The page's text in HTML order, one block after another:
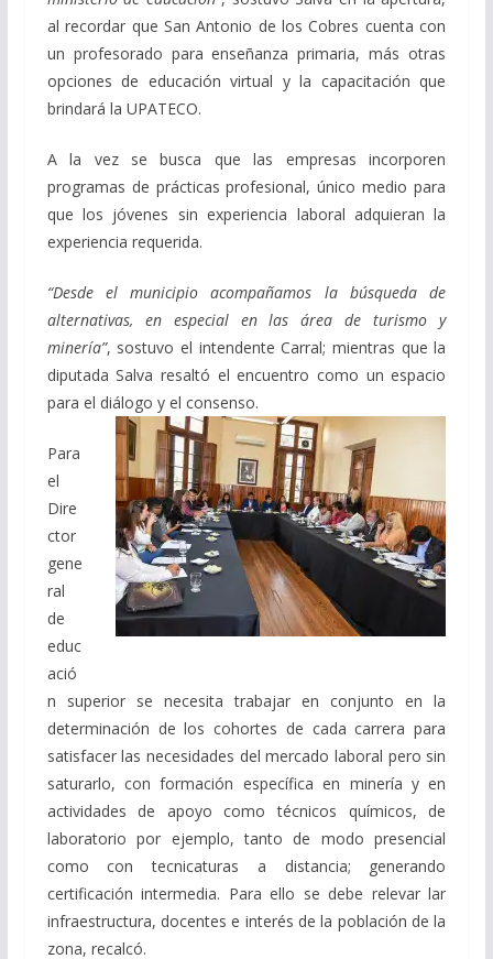
al recordar que San Antonio de los Cobres cuenta con
un profesorado para enseñanza primaria, más otras
opciones de educación virtual y la capacitación que
brindará la UPATECO.
A la vez se busca que las empresas incorporen
programas de prácticas profesional, único medio para
que los jóvenes sin experiencia laboral adquieran la
experiencia requerida.
“Desde el municipio acompañamos la búsqueda de
alternativas, en especial en las área de turismo y
minería”, sostuvo el intendente Carral; mientras que la
diputada Salva resaltó el encuentro como un espacio
para el diálogo y el consenso.
Para
el
Dire
ctor
gene
ral
de
educ
ació
n superior se necesita trabajar en conjunto en la
determinación de los cohortes de cada carrera para
satisfacer las necesidades del mercado laboral pero sin
saturarlo, con formación específica en minería y en
actividades de apoyo como técnicos químicos, de
laboratorio por ejemplo, tanto de modo presencial
como con tecnicaturas a distancia; generando
certificación intermedia. Para ello se debe relevar lar
infraestructura, docentes e interés de la población de la
zona, recalcó.